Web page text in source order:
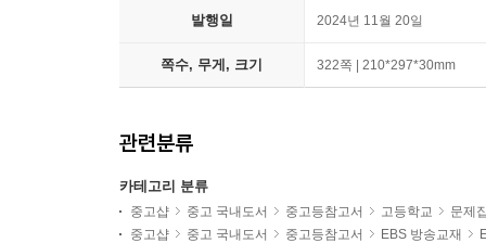
발행일 2024년 11월 20일
쪽수, 무게, 크기 322쪽 | 210*297*30mm
관련분류
카테고리 분류
중고샵 중고 국내도서 중고등참고서 고등학교
문제
중고샵
중고 국내도서 중고등참고서 EBS 방송교재